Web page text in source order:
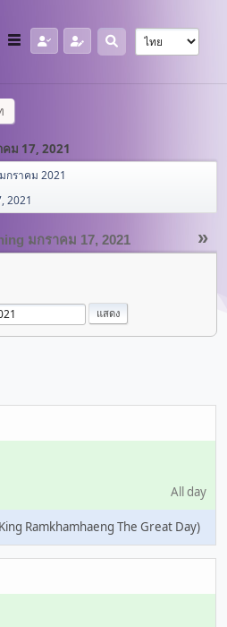
ม 17, 2021
มกราคม 2021
2021
»
มกราคม 17, 2021
All day
Ramkhamhaeng The Great Day)